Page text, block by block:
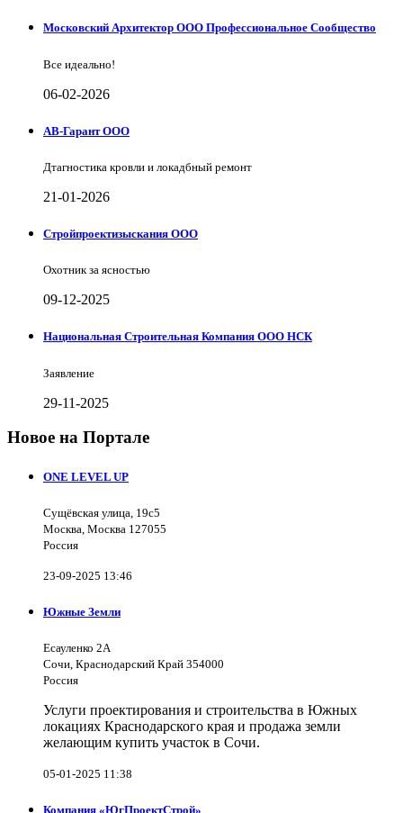
Московский Архитектор ООО Профессиональное Сообщество
Все идеально!
06-02-2026
АВ-Гарант ООО
Дтагностика кровли и локадбный ремонт
21-01-2026
Стройпроектизыскания ООО
Охотник за ясностью
09-12-2025
Национальная Строительная Компания ООО НСК
Заявление
29-11-2025
Новое на Портале
ONE LEVEL UP
Сущёвская улица, 19с5
Москва, Москва 127055
Россия
23-09-2025 13:46
Южные Земли
Есауленко 2А
Сочи, Краснодарский Край 354000
Россия
Услуги проектирования и строительства в Южных
локациях Краснодарского края и продажа земли
желающим купить участок в Сочи.
05-01-2025 11:38
Компания «ЮгПроектСтрой»